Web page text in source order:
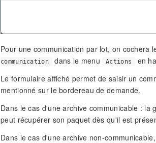
Pour une communication par lot, on cochera
communication
dans le menu Actions
en
Le formulaire affiché permet de saisir un
mentionné sur le bordereau de demande.
Dans le cas d'une archive communicable :
peut récupérer son paquet dès qu'il est
Dans le cas d'une archive non-